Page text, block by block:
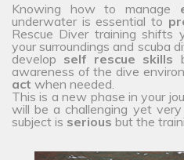
Knowing how to manage
underwater is essential to
Rescue Diver training shifts
your surroundings and scuba
develop self rescue skills
awareness of the dive
act when needed.
This is a new phase in your
will be a challenging yet
subject is serious but the